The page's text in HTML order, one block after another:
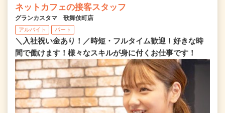
ネットカフェの接客スタッフ
グランカスタマ 歌舞伎町店
アルバイト パート
＼入社祝い金あり！／時短・フルタイム歓迎！好きな時
間で働けます！様々なスキルが身に付くお仕事です！